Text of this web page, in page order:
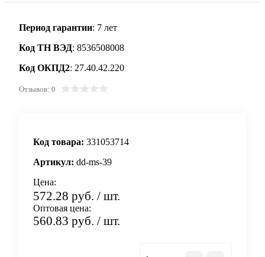
Период гарантии: 7 лет
Код ТН ВЭД: 8536508008
Код ОКПД2: 27.40.42.220
Отзывов: 0
Код товара: 331053714
Артикул: dd-ms-39
Цена:
572.28 руб. / шт.
Оптовая цена:
560.83 руб. / шт.